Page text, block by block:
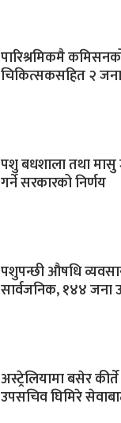
पारिश्रमिकमै
चिकित्सकसहित २
पशु बधशाला तथा
गर्ने सरकारको निर्णय
पशुपन्छी औषधि
सार्वजनिक, १४४ जना
अस्ट्रेलियामा बसेर
उपसचिव घिमिरे